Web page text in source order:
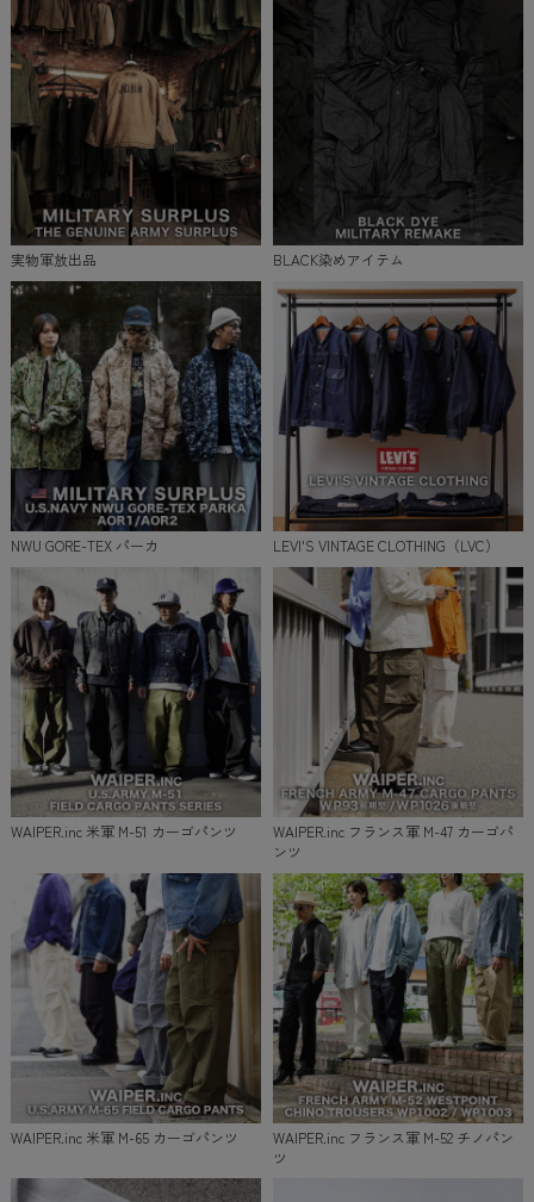
実物軍放出品 BLACK染めアイテム
NWU GORE-TEX パーカ LEVI'S VINTAGE CLOTHING（LVC）
WAIPER.inc 米軍 M-51 カーゴパンツ
WAIPER.inc フランス軍 M-47 カーゴパ
ンツ
WAIPER.inc 米軍 M-65 カーゴパンツ
WAIPER.inc フランス軍 M-52 チノパン
ツ